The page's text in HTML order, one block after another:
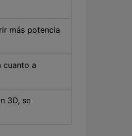
más potencia
cuanto a
3D, se